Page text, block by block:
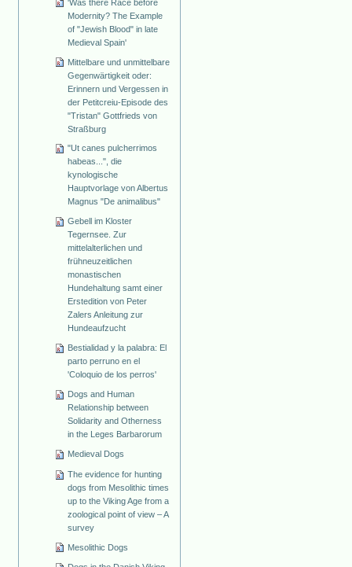
'Was there Race before
Modernity? The Example
of "Jewish Blood" in late
Medieval Spain'
Mittelbare und unmittelbare
Gegenwärtigkeit oder:
Erinnern und Vergessen in
der Petitcreiu-Episode des
"Tristan" Gottfrieds von
Straßburg
"Ut canes pulcherrimos
habeas...", die
kynologische
Hauptvorlage von Albertus
Magnus "De animalibus"
Gebell im Kloster
Tegernsee. Zur
mittelalterlichen und
frühneuzeitlichen
monastischen
Hundehaltung samt einer
Erstedition von Peter
Zalers Anleitung zur
Hundeaufzucht
Bestialidad y la palabra: El
parto perruno en el
'Coloquio de los perros'
Dogs and Human
Relationship between
Solidarity and Otherness
in the Leges Barbarorum
Medieval Dogs
The evidence for hunting
dogs from Mesolithic times
up to the Viking Age from a
zoological point of view – A
survey
Mesolithic Dogs